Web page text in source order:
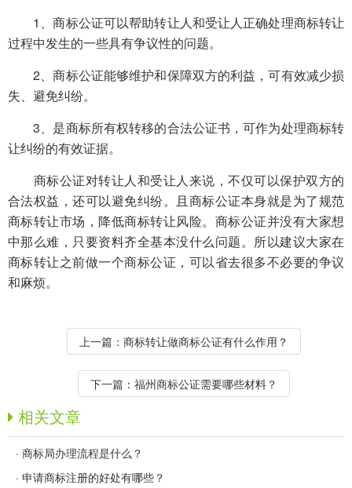
1、商标公证可以帮助转让人和受让人正确处理商标转让
过程中发生的一些具有争议性的问题。
2、商标公证能够维护和保障双方的利益，可有效减少损
失、避免纠纷。
3、是商标所有权转移的合法公证书，可作为处理商标转
让纠纷的有效证据。
商标公证对转让人和受让人来说，不仅可以保护双方的
合法权益，还可以避免纠纷。且商标公证本身就是为了规范
商标转让市场，降低商标转让风险。商标公证并没有大家想
中那么难，只要资料齐全基本没什么问题。所以建议大家在
商标转让之前做一个商标公证，可以省去很多不必要的争议
和麻烦。
上一篇： 商标转让做商标公证有什么作用？
下一篇： 福州商标公证需要哪些材料？
相关文章
· 商标局办理流程是什么？
· 申请商标注册的好处有哪些？